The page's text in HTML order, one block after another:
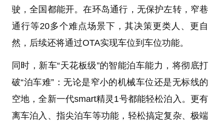
驶，全国都能开。在环岛通行，无保护左转，窄巷
通行等20多个难点场景下，其决策更类人、更自
然，后续还将通过OTA实现车位到车位功能。
同时，新车“天花板级”的智能泊车能力，将彻底打
破“泊车难”：无论是窄小的机械车位还是无标线的
空地，全新一代smart精灵1号都能轻松泊入。更有
离车泊入、指尖泊车等功能，轻松搞定复杂、极端